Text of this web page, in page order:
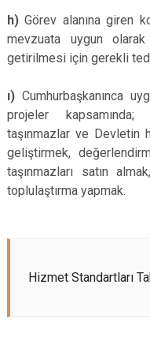
h) Görev alanına giren
mevzuata uygun
getirilmesi için gerekli
ı) Cumhurbaşkanınca
projeler
taşınmazlar ve Devletin
geliştirmek,
taşınmazları satın
toplulaştırma yapmak.
Hizmet Standartları